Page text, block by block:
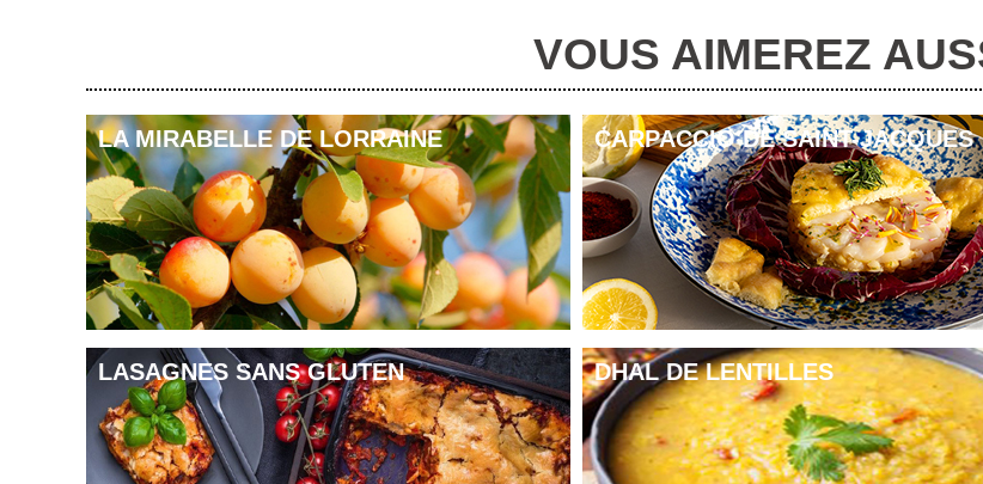
Trévise quelques feuilles | Pâquerettes 2 fleurs
Souci 2 fleurs | Plantes à huitres 3 feuille
RECETTE (pour 6 personnes)
FOCACCIA
Préparation :Dans un bol, mélanger 125 ml d’eau tiède et la levure.
* Verser la farine et une pincée de sel dans le bol d’un robot.
* Incorporer 7 ml d’olive et le mélange eau-levure.
* Mélanger jusqu’à obtenir une pâte homogène, puis pétrir pendant 10 minutes.
* Former une boule, puis déposer la pâte dans un bol légèrement huilé.
* Couvrir d’un torchon propre humide, puis laisser lever à température ambiante 30
minutes.
Façonnage et cuisson de la pâte :
* Verser la pâte sur du papier sulfurisé, puis l’étaler à l’aide d’un rouleau à pâtisserie.
* Laisser lever 15 minutes.
* Verser 50 ml d’huile d’olive, 50 ml d’eau et le sel dans un bol et fouettez rigoureusement.
VOUS AIMEREZ
LA MIRABELLE DE LORRAINE CARPACCIO DE SAINT-JACQUES
LASAGNES SANS GLUTEN DHAL DE LENTILLES